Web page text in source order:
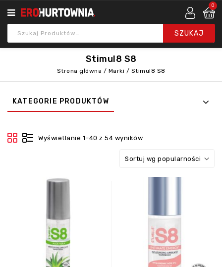
0
Stimul8 S8
Strona główna / Marki / Stimul8 S8
KATEGORIE PRODUKTÓW
Wyświetlanie 1–40 z 54 wyników
Sortuj wg popularności